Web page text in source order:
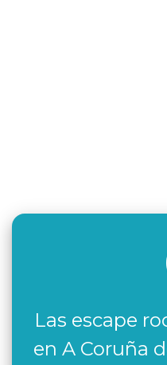
Las escape
en A Coruña